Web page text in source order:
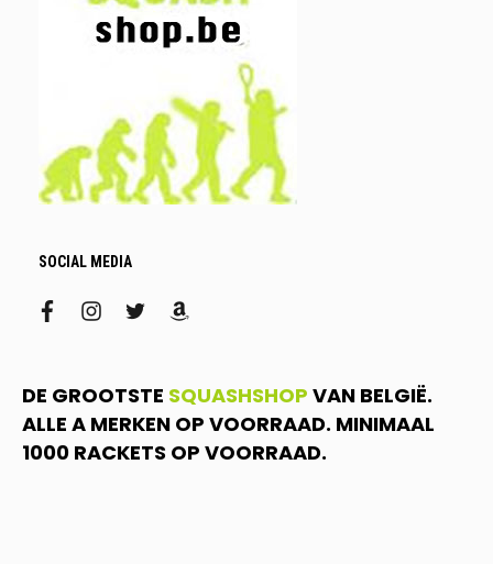
SOCIAL MEDIA
facebookinstagram
twitteramazon
DE GROOTSTE SQUASHSHOP VAN BELGIË.
ALLE A MERKEN OP VOORRAAD. MINIMAAL
1000 RACKETS OP VOORRAAD.